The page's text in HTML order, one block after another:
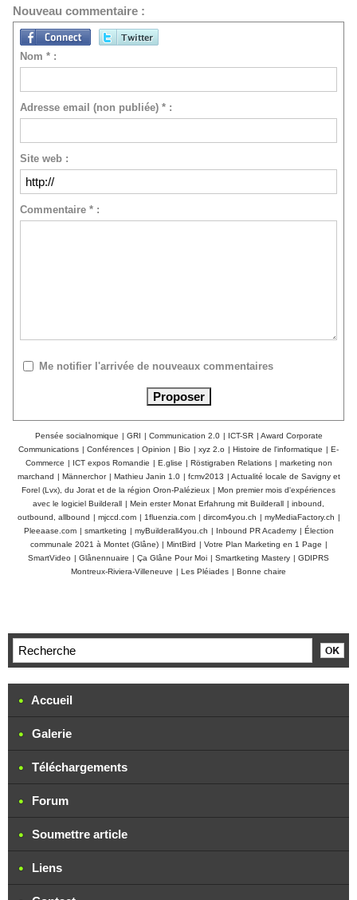
Nouveau commentaire :
Nom * :
Adresse email (non publiée) * :
Site web :
Commentaire * :
Me notifier l'arrivée de nouveaux commentaires
Pensée socialnomique | GRI | Communication 2.0 | ICT-SR | Award Corporate
Communications | Conférences | Opinion | Bio | xyz 2.o | Histoire de l'informatique | E-
Commerce | ICT expos Romandie | E.glise | Röstigraben Relations | marketing non
marchand | Männerchor | Mathieu Janin 1.0 | fcmv2013 | Actualité locale de Savigny et
Forel (Lvx), du Jorat et de la région Oron-Palézieux | Mon premier mois d'expériences
avec le logiciel Builderall | Mein erster Monat Erfahrung mit Builderall | inbound,
outbound, allbound | mjccd.com | 1fluenzia.com | dircom4you.ch | myMediaFactory.ch |
Pleeaase.com | smartketing | myBuilderall4you.ch | Inbound PR Academy | Élection
communale 2021 à Montet (Glâne) | MintBird | Votre Plan Marketing en 1 Page |
SmartVideo | Glânennuaire | Ça Glâne Pour Moi | Smartketing Mastery | GDIPRS
Montreux-Riviera-Villeneuve | Les Pléiades | Bonne chaire
Accueil
Galerie
Téléchargements
Forum
Soumettre article
Liens